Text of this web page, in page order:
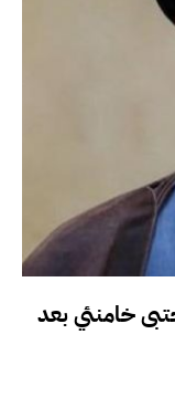
خامنئي بعد